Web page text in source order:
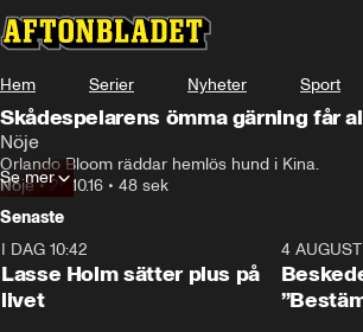
Hem Serier Nyheter Sport
Skådespelarens ömma gärning får
Nöje
Orlando Bloom räddar hemlös hund i Kina.
Nöje•25.10.16 • 48 sek
Se mer
Senaste
I DAG 10:42
Lasse Holm sätter plus på
livet
4